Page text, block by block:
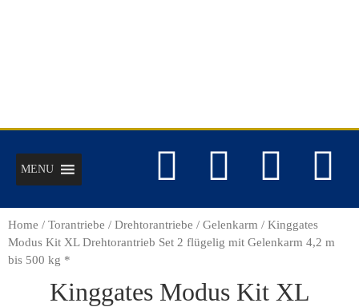
MENU
Home / Torantriebe / Drehtorantriebe / Gelenkarm / Kinggates
Modus Kit XL Drehtorantrieb Set 2 flügelig mit Gelenkarm 4,2 m
bis 500 kg *
Kinggates Modus Kit XL